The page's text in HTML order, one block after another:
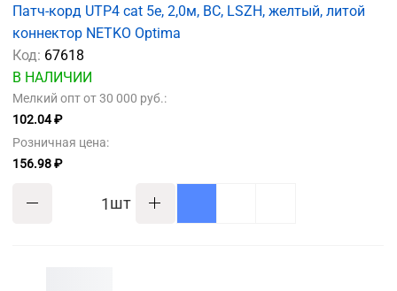
Патч-корд UTP4 cat 5e, 2,0м, ВС, LSZH, желтый, литой
коннектор NETKO Optima
Код: 67618
В НАЛИЧИИ
Мелкий опт от 30 000 руб.:
102.04 ₽
Розничная цена:
156.98 ₽
шт